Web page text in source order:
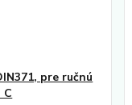
pre ručnú
C